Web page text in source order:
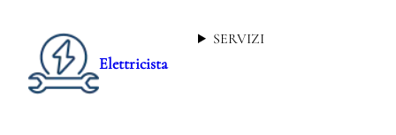
Elettricista
SERVIZI